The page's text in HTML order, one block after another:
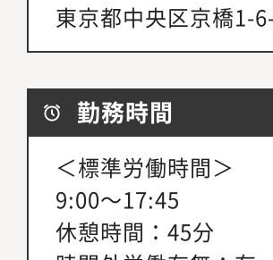
東京都中央区京橋1-
勤務時間
＜標準労働時間＞
9:00～17:45
休憩時間：45分